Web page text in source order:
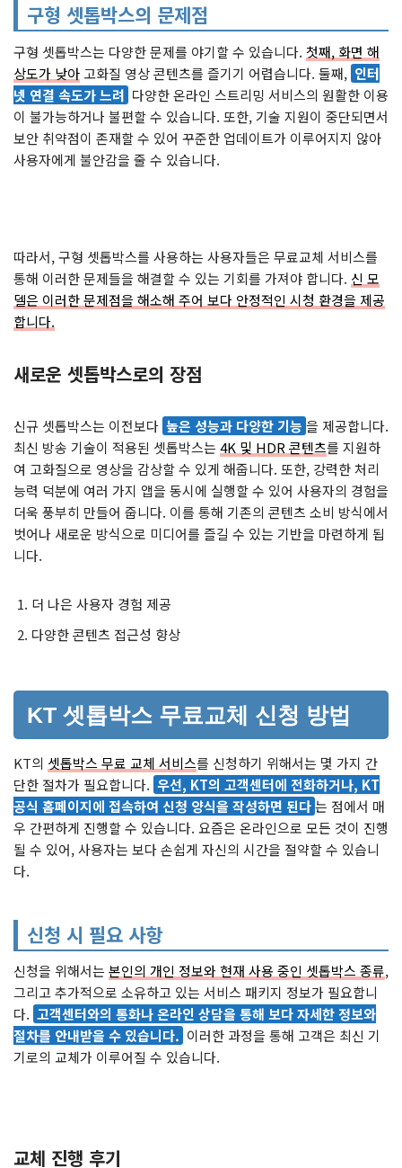
구형 셋톱박스의 문제점
구형 셋톱박스는 다양한 문제를 야기할 수 있습니다. 첫째, 화면 해
상도가 낮아 고화질 영상 콘텐츠를 즐기기 어렵습니다. 둘째, 인터
넷 연결 속도가 느려 다양한 온라인 스트리밍 서비스의 원활한 이용
이 불가능하거나 불편할 수 있습니다. 또한, 기술 지원이 중단되면서
보안 취약점이 존재할 수 있어 꾸준한 업데이트가 이루어지지 않아
사용자에게 불안감을 줄 수 있습니다.
따라서, 구형 셋톱박스를 사용하는 사용자들은 무료교체 서비스를
통해 이러한 문제들을 해결할 수 있는 기회를 가져야 합니다. 신 모
델은 이러한 문제점을 해소해 주어 보다 안정적인 시청 환경을 제공
합니다.
새로운 셋톱박스로의 장점
신규 셋톱박스는 이전보다 높은 성능과 다양한 기능 을 제공합니다.
최신 방송 기술이 적용된 셋톱박스는 4K 및 HDR 콘텐츠를 지원하
여 고화질으로 영상을 감상할 수 있게 해줍니다. 또한, 강력한 처리
능력 덕분에 여러 가지 앱을 동시에 실행할 수 있어 사용자의 경험을
더욱 풍부히 만들어 줍니다. 이를 통해 기존의 콘텐츠 소비 방식에서
벗어나 새로운 방식으로 미디어를 즐길 수 있는 기반을 마련하게 됩
니다.
더 나은 사용자 경험 제공
다양한 콘텐츠 접근성 향상
KT 셋톱박스 무료교체 신청 방법
KT의 셋톱박스 무료 교체 서비스를 신청하기 위해서는 몇 가지 간
단한 절차가 필요합니다. 우선, KT의 고객센터에 전화하거나, KT
공식 홈페이지에 접속하여 신청 양식을 작성하면 된다는 점에서 매
우 간편하게 진행할 수 있습니다. 요즘은 온라인으로 모든 것이 진행
될 수 있어, 사용자는 보다 손쉽게 자신의 시간을 절약할 수 있습니
다.
신청 시 필요 사항
신청을 위해서는 본인의 개인 정보와 현재 사용 중인 셋톱박스 종류,
그리고 추가적으로 소유하고 있는 서비스 패키지 정보가 필요합니
다. 고객센터와의 통화나 온라인 상담을 통해 보다 자세한 정보와
절차를 안내받을 수 있습니다. 이러한 과정을 통해 고객은 최신 기
기로의 교체가 이루어질 수 있습니다.
교체 진행 후기